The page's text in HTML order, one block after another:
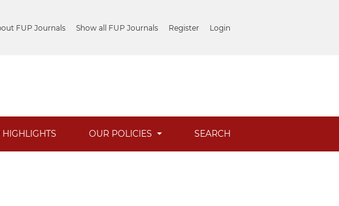
FUP Journals Show all FUP Journals Register Login
OUR POLICIES SEARCH